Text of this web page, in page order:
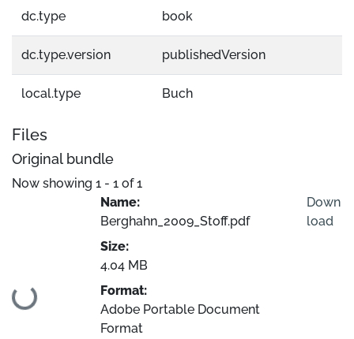
dc.type book
dc.type.version publishedVersion
local.type Buch
Files
Original bundle
Now showing 1 - 1 of 1
Loading...
Name:
Berghahn_2009_Stoff.pdf
Size:
4.04 MB
Format:
Adobe Portable Document
Format
Down
load